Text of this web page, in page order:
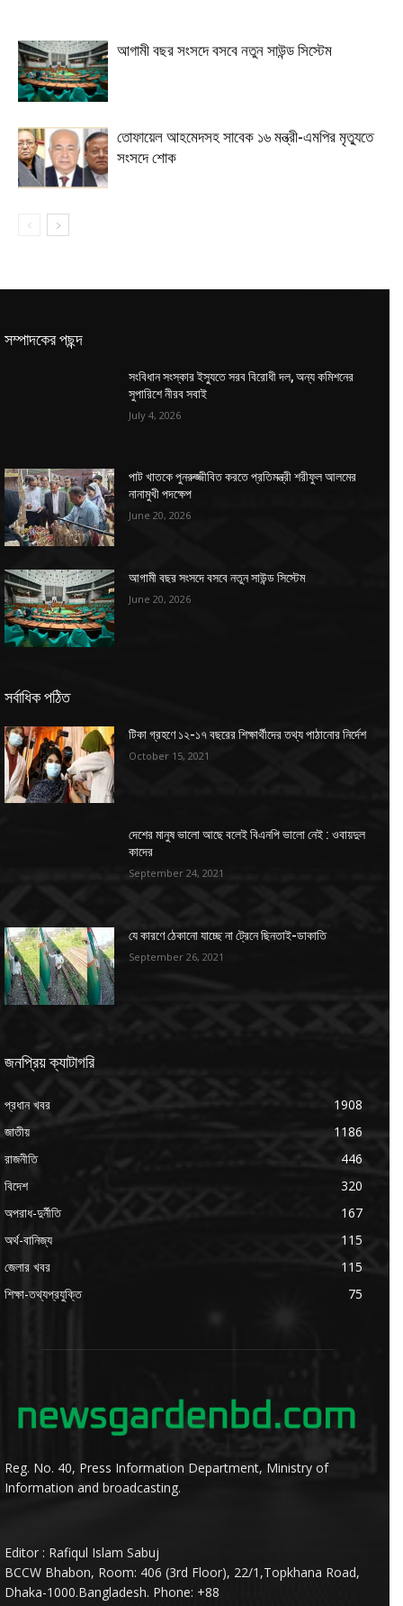
আগামী বছর সংসদে বসবে নতুন সাউন্ড সিস্টেম
তোফায়েল আহমেদসহ সাবেক ১৬ মন্ত্রী-এমপির মৃত্যুতে
সংসদে শোক
সম্পাদকের পছন্দ
সংবিধান সংস্কার ইস্যুতে সরব বিরোধী দল, অন্য কমিশনের
সুপারিশে নীরব সবাই
July 4, 2026
পাট খাতকে পুনরুজ্জীবিত করতে প্রতিমন্ত্রী শরীফুল আলমের
নানামুখী পদক্ষেপ
June 20, 2026
আগামী বছর সংসদে বসবে নতুন সাউন্ড সিস্টেম
June 20, 2026
সর্বাধিক পঠিত
টিকা গ্রহণে ১২-১৭ বছরের শিক্ষার্থীদের তথ্য পাঠানোর নির্দেশ
October 15, 2021
দেশের মানুষ ভালো আছে বলেই বিএনপি ভালো নেই : ওবায়দুল
কাদের
September 24, 2021
যে কারণে ঠেকানো যাচ্ছে না ট্রেনে ছিনতাই-ডাকাতি
September 26, 2021
জনপ্রিয় ক্যাটাগরি
প্রধান খবর
1908
জাতীয়
1186
রাজনীতি
446
বিদেশ
320
অপরাধ-দুর্নীতি
167
অর্থ-বানিজ্য
115
জেলার খবর
115
শিক্ষা-তথ্যপ্রযুক্তি
75
Reg. No. 40, Press Information Department, Ministry of
Information and broadcasting.
Editor : Rafiqul Islam Sabuj
BCCW Bhabon, Room: 406 (3rd Floor), 22/1,Topkhana Road,
Dhaka-1000.Bangladesh. Phone: +88